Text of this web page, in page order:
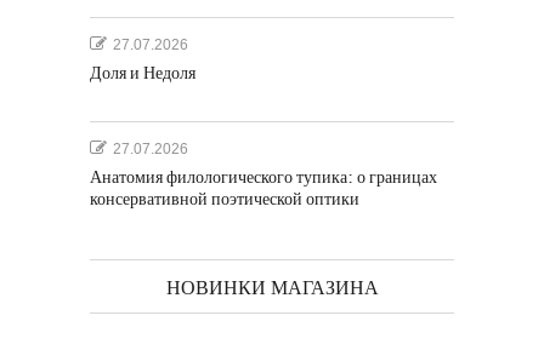
27.07.2026
Доля и Недоля
27.07.2026
Анатомия филологического тупика: о границах
консервативной поэтической оптики
НОВИНКИ МАГАЗИНА